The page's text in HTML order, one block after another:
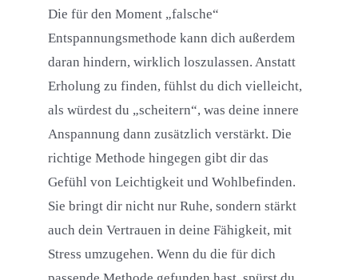
Die für den Moment „falsche“
Entspannungsmethode kann dich außerdem
daran hindern, wirklich loszulassen. Anstatt
Erholung zu finden, fühlst du dich vielleicht,
als würdest du „scheitern“, was deine innere
Anspannung dann zusätzlich verstärkt. Die
richtige Methode hingegen gibt dir das
Gefühl von Leichtigkeit und Wohlbefinden.
Sie bringt dir nicht nur Ruhe, sondern stärkt
auch dein Vertrauen in deine Fähigkeit, mit
Stress umzugehen. Wenn du die für dich